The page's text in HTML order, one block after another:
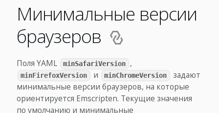
Минимальные версии
браузеров
Поля YAML minSafariVersion ,
minFirefoxVersion и minChromeVersion
задают
минимальные версии браузеров, на которые
ориентируется Emscripten. Текущие значения
по умолчанию и минимальные